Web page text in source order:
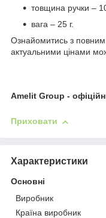
товщина ручки –
вага – 25 г.
Ознайомитись з повним
актуальними цінами
Amelit Group -
Приховати
Характеристики
Основні
Виробник
Країна виробник